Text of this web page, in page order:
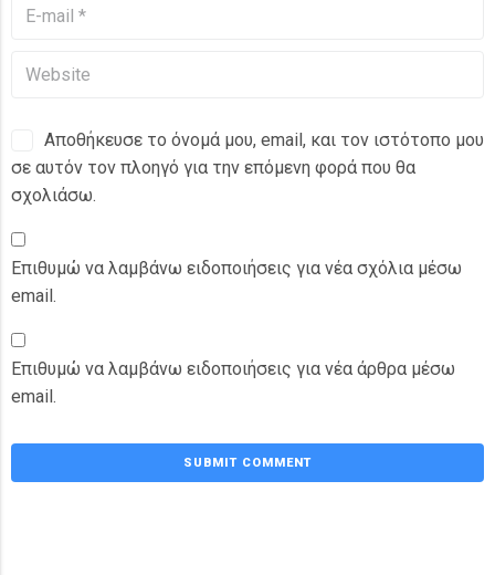
Αποθήκευσε το όνομά μου, email, και τον ιστότοπο μου
σε αυτόν τον πλοηγό για την επόμενη φορά που θα
σχολιάσω.
Επιθυμώ να λαμβάνω ειδοποιήσεις για νέα σχόλια μέσω
email.
Επιθυμώ να λαμβάνω ειδοποιήσεις για νέα άρθρα μέσω
email.